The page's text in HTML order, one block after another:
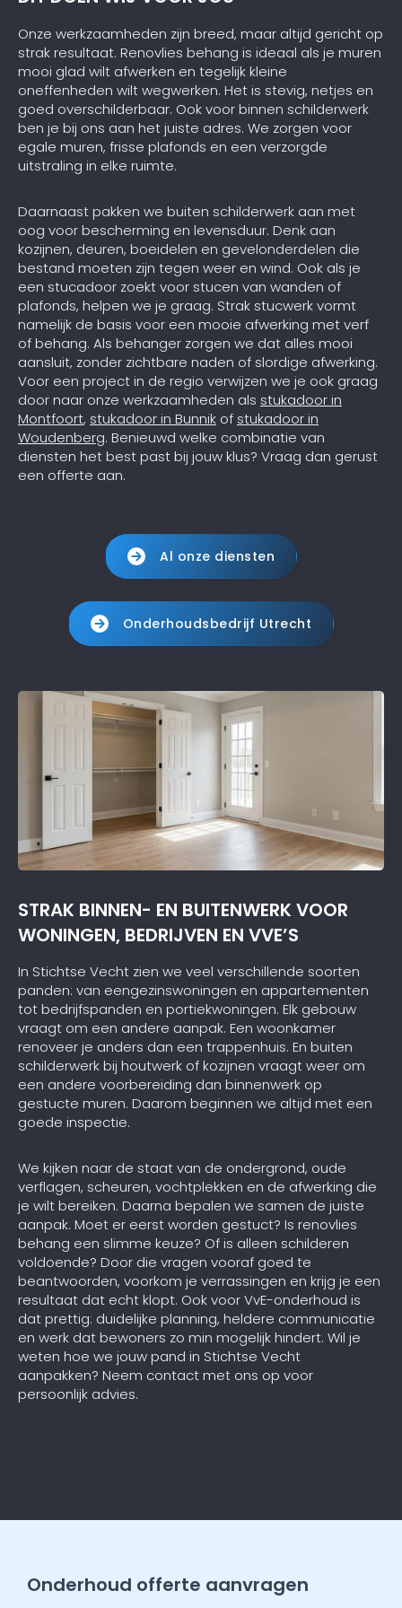
Onze werkzaamheden zijn breed, maar altijd gericht op
strak resultaat. Renovlies behang is ideaal als je muren
mooi glad wilt afwerken en tegelijk kleine
oneffenheden wilt wegwerken. Het is stevig, netjes en
goed overschilderbaar. Ook voor binnen schilderwerk
ben je bij ons aan het juiste adres. We zorgen voor
egale muren, frisse plafonds en een verzorgde
uitstraling in elke ruimte.
Daarnaast pakken we buiten schilderwerk aan met
oog voor bescherming en levensduur. Denk aan
kozijnen, deuren, boeidelen en gevelonderdelen die
bestand moeten zijn tegen weer en wind. Ook als je
een stucadoor zoekt voor stucen van wanden of
plafonds, helpen we je graag. Strak stucwerk vormt
namelijk de basis voor een mooie afwerking met verf
of behang. Als behanger zorgen we dat alles mooi
aansluit, zonder zichtbare naden of slordige afwerking.
Voor een project in de regio verwijzen we je ook graag
door naar onze werkzaamheden als stukadoor in
Montfoort, stukadoor in Bunnik of stukadoor in
Woudenberg. Benieuwd welke combinatie van
diensten het best past bij jouw klus? Vraag dan gerust
een offerte aan.
Al onze diensten
Onderhoudsbedrijf Utrecht
STRAK BINNEN- EN BUITENWERK VOOR
WONINGEN, BEDRIJVEN EN VVE’S
In Stichtse Vecht zien we veel verschillende soorten
panden: van eengezinswoningen en appartementen
tot bedrijfspanden en portiekwoningen. Elk gebouw
vraagt om een andere aanpak. Een woonkamer
renoveer je anders dan een trappenhuis. En buiten
schilderwerk bij houtwerk of kozijnen vraagt weer om
een andere voorbereiding dan binnenwerk op
gestucte muren. Daarom beginnen we altijd met een
goede inspectie.
We kijken naar de staat van de ondergrond, oude
verflagen, scheuren, vochtplekken en de afwerking die
je wilt bereiken. Daarna bepalen we samen de juiste
aanpak. Moet er eerst worden gestuct? Is renovlies
behang een slimme keuze? Of is alleen schilderen
voldoende? Door die vragen vooraf goed te
beantwoorden, voorkom je verrassingen en krijg je een
resultaat dat echt klopt. Ook voor VvE-onderhoud is
dat prettig: duidelijke planning, heldere communicatie
en werk dat bewoners zo min mogelijk hindert. Wil je
weten hoe we jouw pand in Stichtse Vecht
aanpakken? Neem contact met ons op voor
persoonlijk advies.
Onderhoud offerte aanvragen